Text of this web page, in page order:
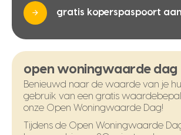
gratis koperspaspoort
open woningwaarde dag
Benieuwd naar de waarde van je
gebruik van een gratis
onze Open Woningwaarde Dag!
Tijdens de Open Woningwaarde